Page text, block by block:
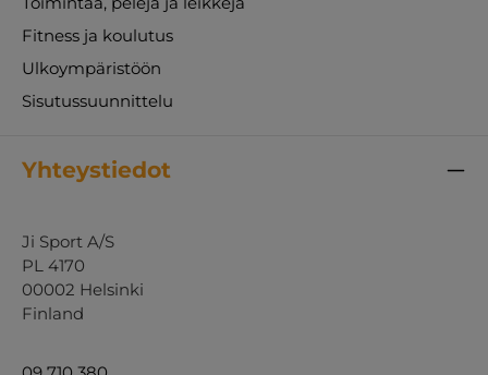
Fitness ja koulutus
Ulkoympäristöön
Sisutussuunnittelu
Yhteystiedot
Ji Sport A/S
PL 4170
00002 Helsinki
Finland